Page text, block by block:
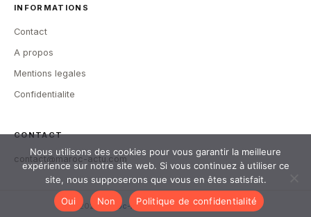
INFORMATIONS
Contact
A propos
Mentions legales
Confidentialite
CONTACT
contact@maroc-actu.com
© 2026Maroc-Actu— Tous droits reserves
Nous utilisons des cookies pour vous garantir la meilleure
expérience sur notre site web. Si vous continuez à utiliser ce
site, nous supposerons que vous en êtes satisfait.
Oui
Non Politique de confidentialité